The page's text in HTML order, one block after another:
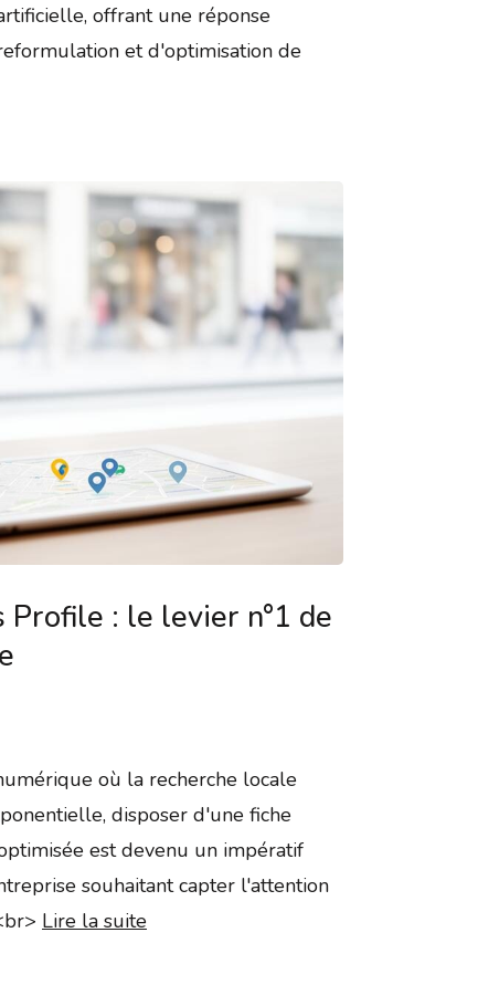
offrant une réponse
et d'optimisation de
Profile : le levier n°1 de
où la recherche locale
disposer d'une fiche
est devenu un impératif
souhaitant capter l'attention
Lire la suite